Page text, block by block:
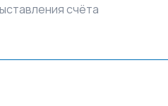
счёта